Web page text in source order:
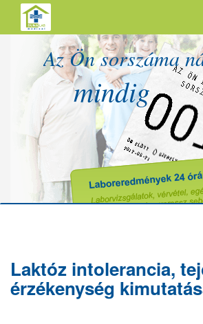
Az Ön sorszáma
mindig
Laktóz intolerancia,
érzékenység